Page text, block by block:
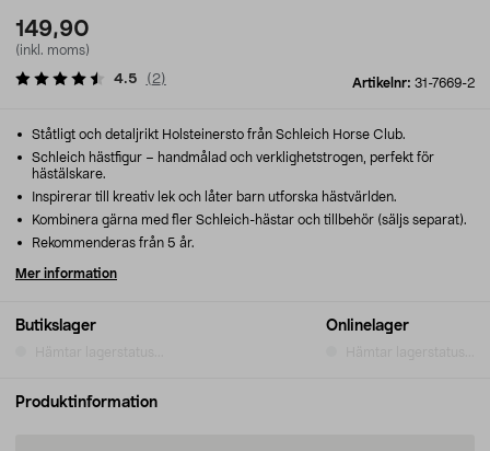
149,90
(inkl. moms)
Artikelnr: 31-7669-2
4.5 ( 2)
Butikslager Onlinelager
Ståtligt och detaljrikt Holsteinersto från Schleich Horse Club.
Schleich hästfigur – handmålad och verklighetstrogen, perfekt för
hästälskare.
Inspirerar till kreativ lek och låter barn utforska hästvärlden.
Kombinera gärna med fler Schleich-hästar och tillbehör (säljs separat).
Rekommenderas från 5 år.
Mer information
Produktinformation